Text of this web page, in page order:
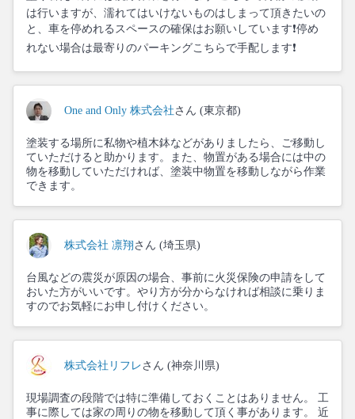
は行いますが、濡れてはいけないものはしまって頂きたいの
と、車を停めれるスペースの確保はお願いしています❗停め
れない場合は最寄りのパーキングこちらで手配します❗
One and Only 株式会社 さん (東京都)
塗装する場所に私物や植木鉢などがありましたら、ご移動し
ていただけると助かります。また、物置がある場合には中の
物を移動していただければ、塗装中物置を移動しながら作業
できます。
株式会社 凛翔 さん (埼玉県)
台風などの震災が原因の場合、事前に火災保険の申請をして
おいた方がいいです。やり方が分からなければ相談に乗りま
すのでお気軽にお申し付けください。
株式会社リフレ さん (神奈川県)
現場調査の段階では特に準備しておくことはありません。 工
事に際しては家の周りの物を移動して頂く事があります。 近